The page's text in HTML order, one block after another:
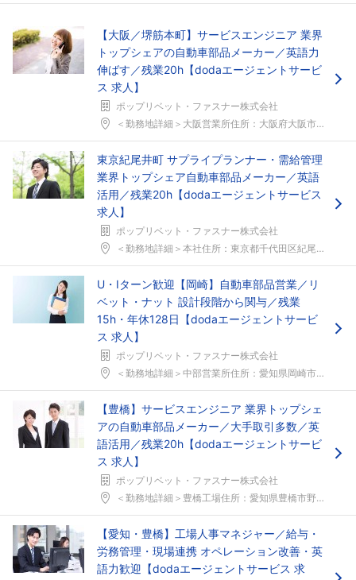
【大阪／堺筋本町】サービスエンジニア 業界
トップシェアの自動車部品メーカー／英語力
伸ばす／残業20h【dodaエージェントサービ
ス 求人】
ポップリベット・ファスナー株式会社
＜勤務地詳細＞大阪営業所住所：大阪府大阪市中央区備...
東京紀尾井町 サプライプランナー・需給管理
業界トップシェア自動車部品メーカー／英語
活用／残業20h【dodaエージェントサービス
求人】
ポップリベット・ファスナー株式会社
＜勤務地詳細＞本社住所：東京都千代田区紀尾井町3-...
U・Iターン歓迎【岡崎】自動車部品営業／リ
ベット・ナット 設計段階から関与／残業
15h・年休128日【dodaエージェントサービ
ス 求人】
ポップリベット・ファスナー株式会社
＜勤務地詳細＞中部営業所住所：愛知県岡崎市伝馬通2...
【豊橋】サービスエンジニア 業界トップシェ
アの自動車部品メーカー／大手取引多数／英
語活用／残業20h【dodaエージェントサービ
ス 求人】
ポップリベット・ファスナー株式会社
＜勤務地詳細＞豊橋工場住所：愛知県豊橋市野依町字細...
【愛知・豊橋】工場人事マネジャー／給与・
労務管理・現場連携 オペレーション改善・英
語力歓迎【dodaエージェントサービス 求